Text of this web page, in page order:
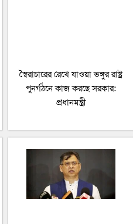
স্বৈরাচারের রেখে যাওয়া ভঙ্গুর রাষ্ট্র
পুনর্গঠনে কাজ করছে সরকার:
প্রধানমন্ত্রী